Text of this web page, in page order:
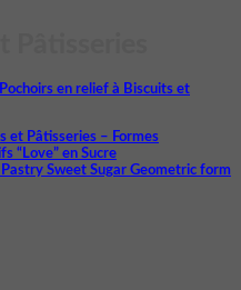
Pochoirs en relief à Biscuits et